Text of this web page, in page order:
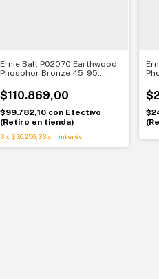
Ernie Ball P02070 Earthwood
Phosphor Bronze 45-95.
acústico. Sonido suave y
resonante
$110.869,00
$99.782,10 con Efectivo
(Retiro en tienda)
3x $36.956,33 sin interés